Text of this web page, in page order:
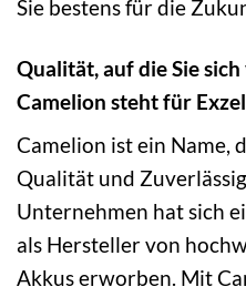
Sie bestens für die
Qualität, auf die Sie
Camelion steht für
Camelion ist ein Name,
Qualität und
Unternehmen hat sich
als Hersteller von
Akkus erworben. Mit